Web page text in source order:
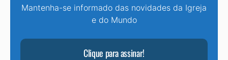
Mantenha-se informado das novidades da Igreja
e do Mundo
Clique para assinar!